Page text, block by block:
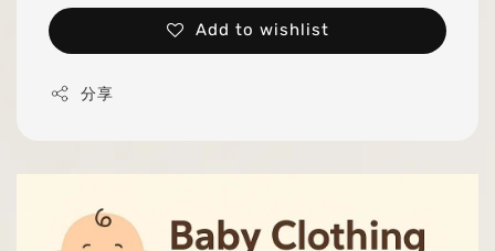
Add to wishlist
分享